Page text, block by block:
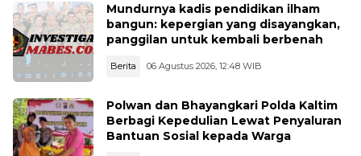
Mundurnya kadis pendidikan ilham
bangun: kepergian yang disayangkan,
panggilan untuk kembali berbenah
Berita 06 Agustus 2026, 12:48 WIB
Polwan dan Bhayangkari Polda Kaltim
Berbagi Kepedulian Lewat Penyaluran
Bantuan Sosial kepada Warga